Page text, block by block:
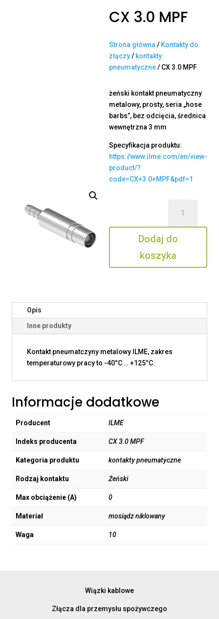
CX 3.0 MPF
Strona główna / Kontakty do
złączy/ kontakty
pneumatyczne/ CX 3.0 MPF
żeński kontakt pneumatyczny
metalowy, prosty, seria „hose
barbs”, bez odcięcia, średnica
wewnętrzna 3 mm
Specyfikacja produktu:
https://www.ilme.com/en/view-
product/?
code=CX+3.0+MPF&pdf=1
3.0
MPF
Dodaj do
koszyka
Opis
Inne produkty
Kontakt pneumatczyny metalowy ILME, zakres
temperaturowy pracy to -40°C … +125°C.
Informacje dodatkowe
Producent ILME
Indeks producenta CX 3.0 MPF
Kategoria produktu kontakty pneumatyczne
Rodzaj kontaktu Żeński
Max obciążenie (A) 0
Materiał mosiądz niklowany
Waga 10
Wiązki kablowe
Złącza dla przemysłu spożywczego